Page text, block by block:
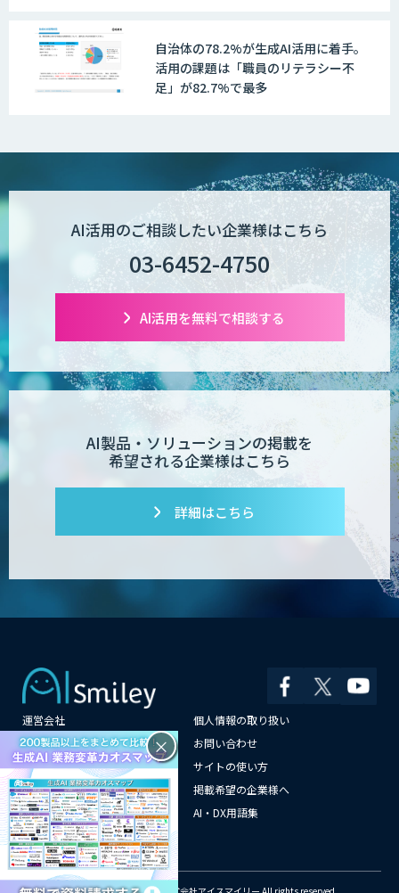
自治体の78.2%が生成AI活用に着手。
活用の課題は「職員のリテラシー不
足」が82.7%で最多
AI活用のご相談したい企業様はこちら
03-6452-4750
AI活用を無料で相談する
AI製品・ソリューションの掲載を
希望される企業様はこちら
詳細はこちら
運営会社
個人情報の取り扱い
よくある質問
お問い合わせ
メールマガジン登録
サイトの使い方
情報提供はこちらから
掲載希望の企業様へ
AI企業一覧
AI・DX用語集
サイトマップ
×